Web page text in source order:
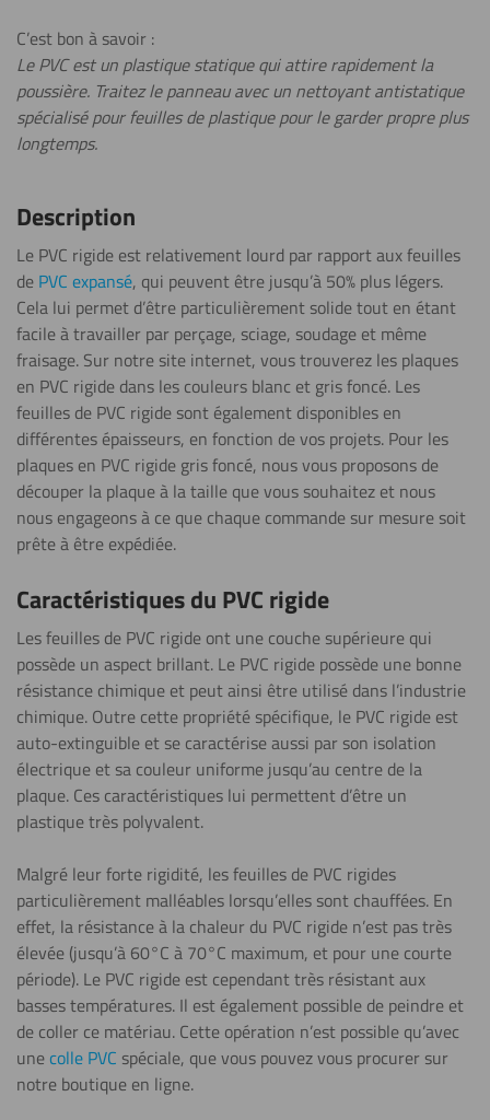
Lettrage
Soudage
Tournage
Découpe au
laser
Gravure
Peindre
Plier (à
froid)
Polissage
Revêtir
C’est bon à savoir :
Le PVC est un plastique statique qui attire rapidement la
poussière. Traitez le panneau avec un nettoyant antistatique
spécialisé pour feuilles de plastique pour le garder propre plus
longtemps.
Description
Le PVC rigide est relativement lourd par rapport aux feuilles
de PVC expansé, qui peuvent être jusqu’à 50% plus légers.
Cela lui permet d’être particulièrement solide tout en étant
facile à travailler par perçage, sciage, soudage et même
fraisage. Sur notre site internet, vous trouverez les plaques
en PVC rigide dans les couleurs blanc et gris foncé. Les
feuilles de PVC rigide sont également disponibles en
différentes épaisseurs, en fonction de vos projets. Pour les
plaques en PVC rigide grisfoncé, nous vous proposons de
découper la plaque à la taille que vous souhaitez et nous
nous engageons à ce que chaque commande sur mesure soit
prête à être expédiée.
Caractéristiques du PVC rigide
Les feuilles de PVC rigide ont une couche supérieure qui
possède un aspect brillant. Le PVC rigide possède une bonne
résistance chimique et peut ainsi être utilisé dans l’industrie
chimique. Outre cette propriété spécifique, le PVC rigide est
auto-extinguible et se caractériseaussi par son isolation
électrique et sa couleur uniforme jusqu’au centre de la
plaque. Ces caractéristiques lui permettent d’être un
plastique très polyvalent.
Malgré leur forte rigidité, les feuilles de PVC rigides
particulièrement malléables lorsqu’elles sont chauffées. En
effet, la résistance à la chaleur du PVC rigide n’est pas très
élevée (jusqu’à 60°C à 70°C maximum, et pour une courte
période). Le PVC rigide est cependant très résistant aux
basses températures. Il est également possible de peindre et
de coller ce matériau. Cette opération n’est possible qu’avec
unecolle PVC spéciale, que vous pouvez vous procurer sur
notre boutique en ligne.